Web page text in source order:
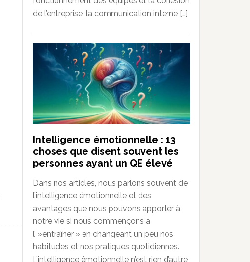
de l’entreprise, la communication interne […]
Intelligence émotionnelle : 13
choses que disent souvent les
personnes ayant un QE élevé
Dans nos articles, nous parlons souvent de
l’intelligence émotionnelle et des
avantages que nous pouvons apporter à
notre vie si nous commençons à
l’ »entraîner » en changeant un peu nos
habitudes et nos pratiques quotidiennes.
L’intelligence émotionnelle n’est rien d’autre